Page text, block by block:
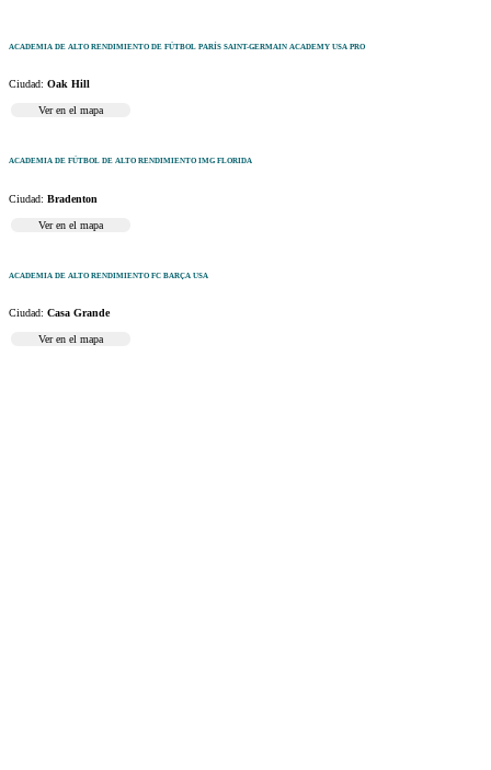
ACADEMIA DE ALTO RENDIMIENTO DE FÚTBOL PARÍS SAINT-GERMAIN ACADEMY USA PRO
Ciudad: Oak Hill
Ver en el mapa
ACADEMIA DE FÚTBOL DE ALTO RENDIMIENTO IMG FLORIDA
Ciudad: Bradenton
Ver en el mapa
ACADEMIA DE ALTO RENDIMIENTO FC BARÇA USA
Ciudad: Casa Grande
Ver en el mapa